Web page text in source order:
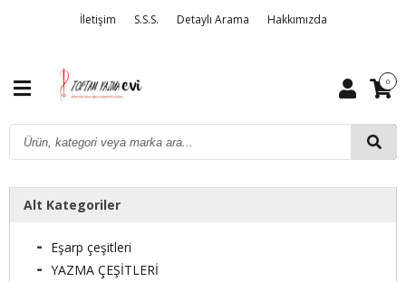
İletişim S.S.S. Detaylı Arama Hakkımızda
0
Alt Kategoriler
Eşarp çeşitleri
YAZMA ÇEŞİTLERİ